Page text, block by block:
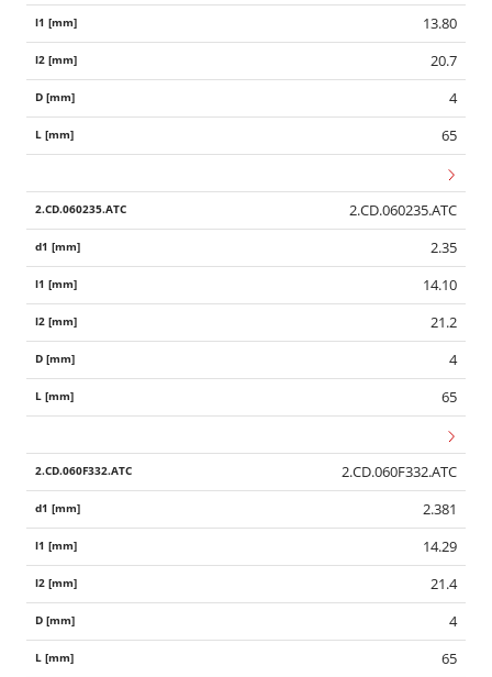
13.80
20.7
4
65
2.CD.060235.ATC
2.35
14.10
21.2
4
65
2.CD.060F332.ATC
2.381
14.29
21.4
4
65